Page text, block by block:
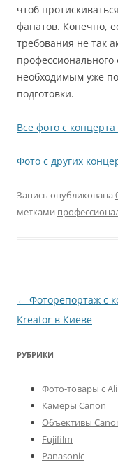
чтоб
фанатов. Конечно,
требования не так
необходимым уже
подготовки.
Все фото с
Фото с других
Запись опубликована
метками
Навигация
по
← Фоторепортаж с
Kreator в Киеве
РУБРИКИ
Фото-товары с
Камеры Canon
Объективы
Fujifilm
Panasonic